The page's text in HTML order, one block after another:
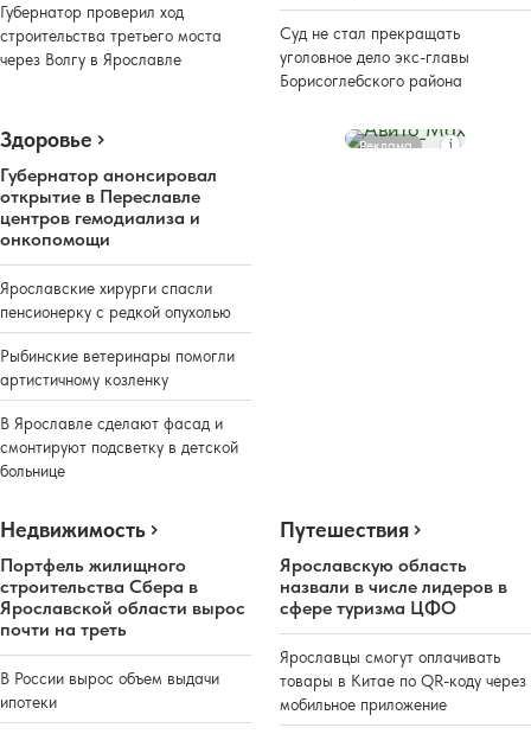
Губернатор проверил ход
строительства третьего моста
через Волгу в Ярославле
Суд не стал прекращать
уголовное дело экс-главы
Борисоглебского района
Здоровье
Губернатор анонсировал
открытие в Переславле
центров гемодиализа и
онкопомощи
Ярославские хирурги спасли
пенсионерку с редкой опухолью
Рыбинские ветеринары помогли
артистичному козленку
В Ярославле сделают фасад и
смонтируют подсветку в детской
больнице
Реклама
Недвижимость
Портфель жилищного
строительства Сбера в
Ярославской области вырос
почти на треть
В России вырос объем выдачи
ипотеки
Путешествия
Ярославскую область
назвали в числе лидеров в
сфере туризма ЦФО
Ярославцы смогут оплачивать
товары в Китае по QR-коду через
мобильное приложение